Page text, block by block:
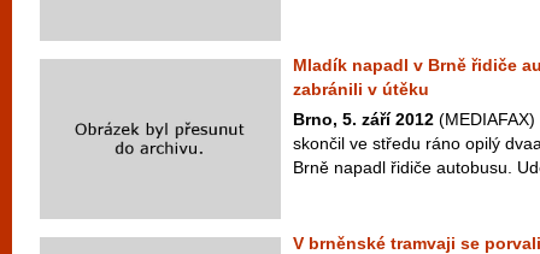
Mladík napadl v Brně řidiče
zabránili v útěku
Brno, 5. září 2012
skončil ve středu ráno opilý
Brně napadl řidiče autobusu.
V brněnské tramvaji se